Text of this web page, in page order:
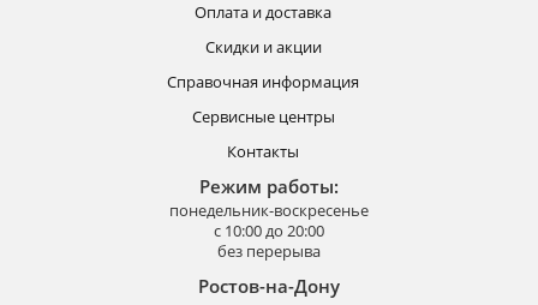
Оплата и доставка
Скидки и акции
Справочная информация
Сервисные центры
Контакты
Режим работы:
понедельник-воскресенье
с 10:00 до 20:00
без перерыва
Ростов-на-Дону